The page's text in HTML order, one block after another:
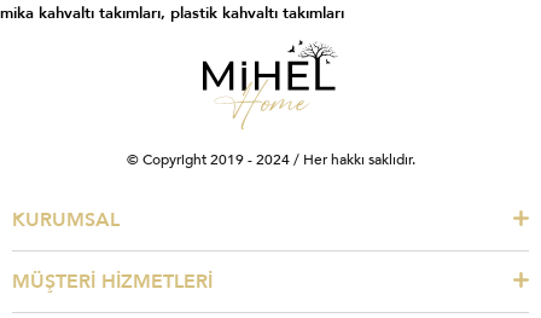
mika kahvaltı takımları, plastik kahvaltı takımları
© Copyright 2019 - 2024 / Her hakkı saklıdır.
KURUMSAL
MÜŞTERİ HİZMETLERİ